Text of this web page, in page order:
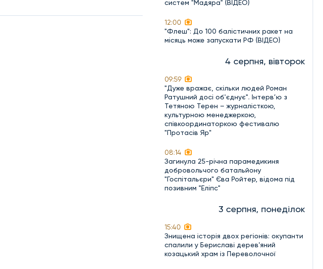
систем "Мадяра" (ВІДЕО)
12:00
"Флеш": До 100 балістичних ракет на
місяць може запускати РФ (ВІДЕО)
4 серпня, вівторок
09:59
"Дуже вражає, скільки людей Роман
Ратушний досі об'єднує". Інтерв’ю з
Тетяною Терен – журналісткою,
культурною менеджеркою,
співкоординаторкою фестивалю
"Протасів Яр"
08:14
Загинула 25-річна парамедикиня
добровольчого батальйону
"Госпітальєри" Єва Ройтер, відома під
позивним "Еліпс"
3 серпня, понеділок
15:40
Знищена історія двох регіонів: окупанти
спалили у Бериславі дерев'яний
козацький храм із Переволочної